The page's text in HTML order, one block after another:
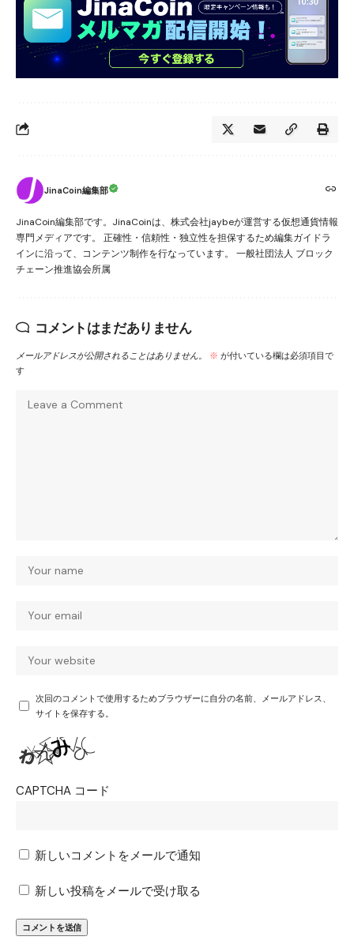
JinaCoin編集部
JinaCoin編集部です。JinaCoinは、株式会社jaybeが運営する仮想通貨情報
専門メディアです。 正確性・信頼性・独立性を担保するため編集ガイドラ
インに沿って、コンテンツ制作を行なっています。 一般社団法人 ブロック
チェーン推進協会所属
コメントはまだありません
メールアドレスが公開されることはありません。 ※ が付いている欄は必須項目で
す
次回のコメントで使用するためブラウザーに自分の名前、メールアドレス、
サイトを保存する。
CAPTCHA コード
新しいコメントをメールで通知
新しい投稿をメールで受け取る